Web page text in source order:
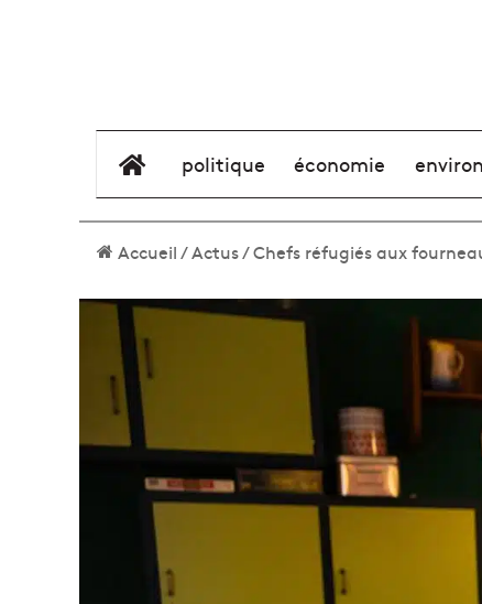
élément de menu
politique économie
Accueil/Actus/Chefs réfugiés aux